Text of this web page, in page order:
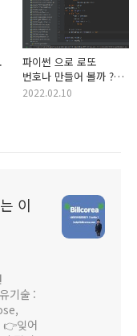
파이썬 으로 로또
번호나 만들어 볼까 ?
randint 와 random 의
2022.02.10
이
기술 :
잊어